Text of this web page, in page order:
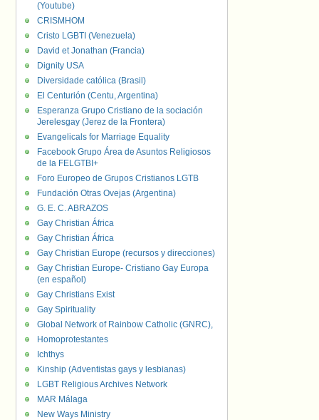
(Youtube)
CRISMHOM
Cristo LGBTI (Venezuela)
David et Jonathan (Francia)
Dignity USA
Diversidade católica (Brasil)
El Centurión (Centu, Argentina)
Esperanza Grupo Cristiano de la sociación
Jerelesgay (Jerez de la Frontera)
Evangelicals for Marriage Equality
Facebook Grupo Área de Asuntos Religiosos
de la FELGTBI+
Foro Europeo de Grupos Cristianos LGTB
Fundación Otras Ovejas (Argentina)
G. E. C. ABRAZOS
Gay Christian África
Gay Christian África
Gay Christian Europe (recursos y direcciones)
Gay Christian Europe- Cristiano Gay Europa
(en español)
Gay Christians Exist
Gay Spirituality
Global Network of Rainbow Catholic (GNRC),
Homoprotestantes
Ichthys
Kinship (Adventistas gays y lesbianas)
LGBT Religious Archives Network
MAR Málaga
New Ways Ministry